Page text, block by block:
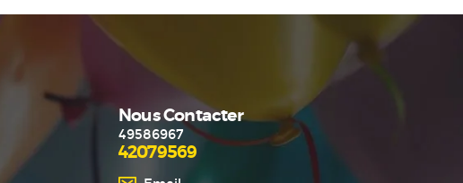
Nous Contacter
49586967
42079569